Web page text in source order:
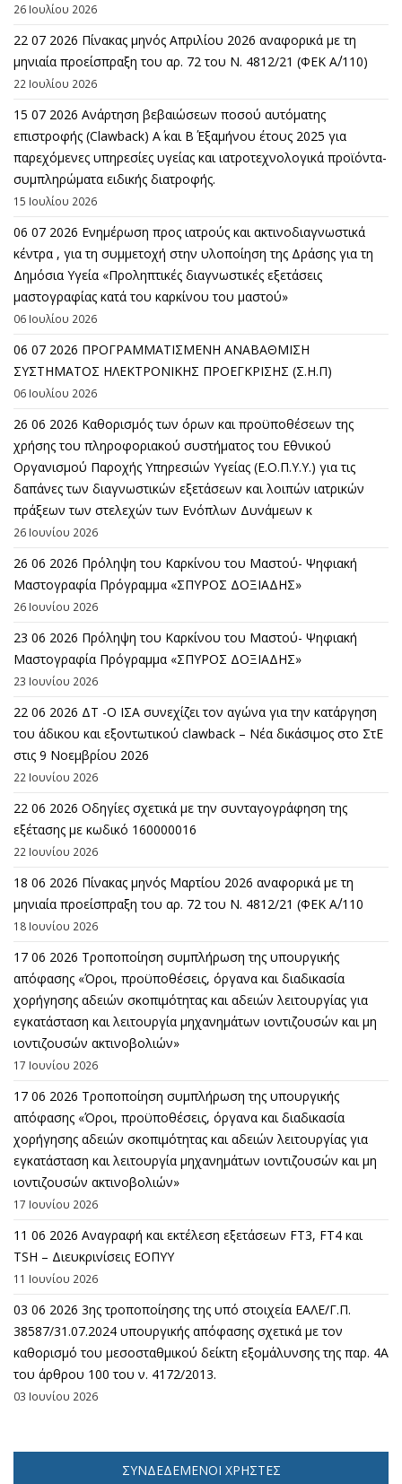
26 Ιουλίου 2026
22 07 2026 Πίνακας μηνός Απριλίου 2026 αναφορικά με τη
μηνιαία προείσπραξη του αρ. 72 του Ν. 4812/21 (ΦΕΚ Α΄/110)
22 Ιουλίου 2026
15 07 2026 Ανάρτηση βεβαιώσεων ποσού αυτόματης
επιστροφής (Clawback) A΄ και Β΄ Εξαμήνου έτους 2025 για
παρεχόμενες υπηρεσίες υγείας και ιατροτεχνολογικά προϊόντα-
συμπληρώματα ειδικής διατροφής.
15 Ιουλίου 2026
06 07 2026 Eνημέρωση προς ιατρούς και ακτινοδιαγνωστικά
κέντρα , για τη συμμετοχή στην υλοποίηση της Δράσης για τη
Δημόσια Υγεία «Προληπτικές διαγνωστικές εξετάσεις
μαστογραφίας κατά του καρκίνου του μαστού»
06 Ιουλίου 2026
06 07 2026 ΠΡΟΓΡΑΜΜΑΤΙΣΜΕΝΗ ΑΝΑΒΑΘΜΙΣΗ
ΣΥΣΤΗΜΑΤΟΣ ΗΛΕΚΤΡΟΝΙΚΗΣ ΠΡΟΕΓΚΡΙΣΗΣ (Σ.Η.Π)
06 Ιουλίου 2026
26 06 2026 Καθορισμός των όρων και προϋποθέσεων της
χρήσης του πληροφοριακού συστήματος του Εθνικού
Οργανισμού Παροχής Υπηρεσιών Υγείας (Ε.Ο.Π.Υ.Υ.) για τις
δαπάνες των διαγνωστικών εξετάσεων και λοιπών ιατρικών
πράξεων των στελεχών των Ενόπλων Δυνάμεων κ
26 Ιουνίου 2026
26 06 2026 Πρόληψη του Καρκίνου του Μαστού- Ψηφιακή
Μαστογραφία Πρόγραμμα «ΣΠΥΡΟΣ ΔΟΞΙΑΔΗΣ»
26 Ιουνίου 2026
23 06 2026 Πρόληψη του Καρκίνου του Μαστού- Ψηφιακή
Μαστογραφία Πρόγραμμα «ΣΠΥΡΟΣ ΔΟΞΙΑΔΗΣ»
23 Ιουνίου 2026
22 06 2026 ΔΤ -Ο ΙΣΑ συνεχίζει τον αγώνα για την κατάργηση
του άδικου και εξοντωτικού clawback – Νέα δικάσιμος στο ΣτΕ
στις 9 Νοεμβρίου 2026
22 Ιουνίου 2026
22 06 2026 Οδηγίες σχετικά με την συνταγογράφηση της
εξέτασης με κωδικό 160000016
22 Ιουνίου 2026
18 06 2026 Πίνακας μηνός Μαρτίου 2026 αναφορικά με τη
μηνιαία προείσπραξη του αρ. 72 του Ν. 4812/21 (ΦΕΚ Α΄/110
18 Ιουνίου 2026
17 06 2026 Τροποποίηση συμπλήρωση της υπουργικής
απόφασης «Όροι, προϋποθέσεις, όργανα και διαδικασία
χορήγησης αδειών σκοπιμότητας και αδειών λειτουργίας για
εγκατάσταση και λειτουργία μηχανημάτων ιοντιζουσών και μη
ιοντιζουσών ακτινοβολιών»
17 Ιουνίου 2026
17 06 2026 Τροποποίηση συμπλήρωση της υπουργικής
απόφασης «Όροι, προϋποθέσεις, όργανα και διαδικασία
χορήγησης αδειών σκοπιμότητας και αδειών λειτουργίας για
εγκατάσταση και λειτουργία μηχανημάτων ιοντιζουσών και μη
ιοντιζουσών ακτινοβολιών»
17 Ιουνίου 2026
11 06 2026 Αναγραφή και εκτέλεση εξετάσεων FT3, FT4 και
TSH – Διευκρινίσεις ΕΟΠΥΥ
11 Ιουνίου 2026
03 06 2026 3ης τροποποίησης της υπό στοιχεία ΕΑΛΕ/Γ.Π.
38587/31.07.2024 υπουργικής απόφασης σχετικά με τον
καθορισμό του μεσοσταθμικού δείκτη εξομάλυνσης της παρ. 4Α
του άρθρου 100 του ν. 4172/2013.
03 Ιουνίου 2026
ΣΥΝΔΕΔΕΜΈΝΟΙ ΧΡΉΣΤΕΣ